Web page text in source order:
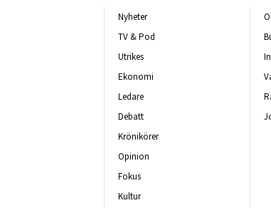
Nyheter
TV & Pod
Utrikes
Ekonomi
Ledare
Debatt
Krönikörer
Opinion
Fokus
Kultur